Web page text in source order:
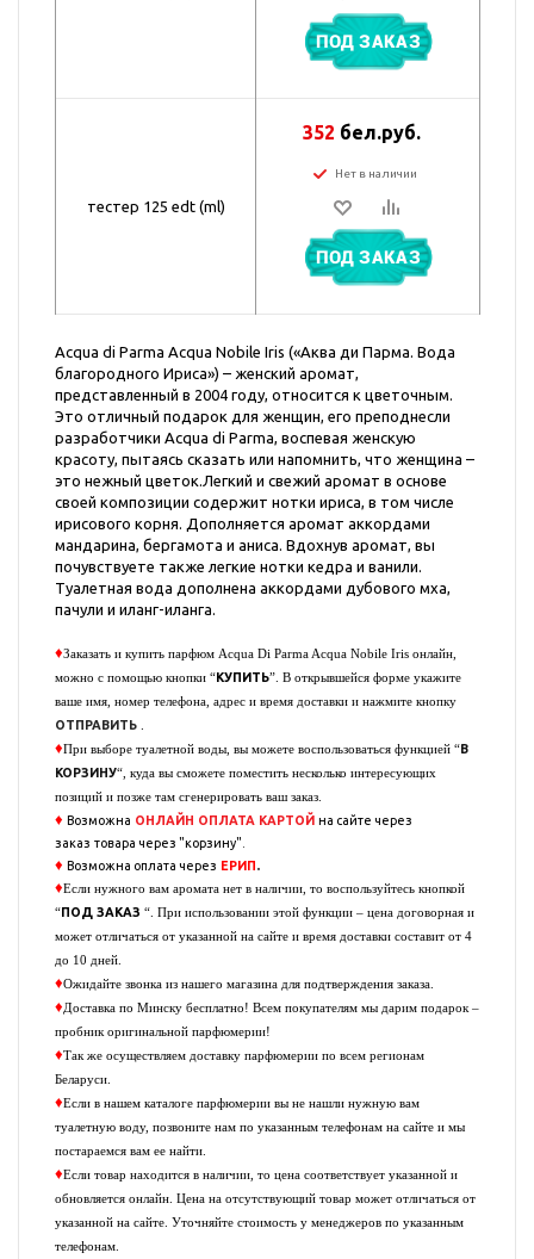
ПОД ЗАКАЗ
тестер 125 edt (ml)
352 бел.руб.
Нет в наличии
ПОД ЗАКАЗ
Acqua di Parma Acqua Nobile Iris («Аква ди Парма. Вода
благородного Ириса») – женский аромат,
представленный в 2004 году, относится к цветочным.
Это отличный подарок для женщин, его преподнесли
разработчики Acqua di Parma, воспевая женскую
красоту, пытаясь сказать или напомнить, что женщина –
это нежный цветок.Легкий и свежий аромат в основе
своей композиции содержит нотки ириса, в том числе
ирисового корня. Дополняется аромат аккордами
мандарина, бергамота и аниса. Вдохнув аромат, вы
почувствуете также легкие нотки кедра и ванили.
Туалетная вода дополнена аккордами дубового мха,
пачули и иланг-иланга.
♦Заказать и купить парфюм Acqua Di Parma Acqua Nobile Iris онлайн,
можно с помощью кнопки “КУПИТЬ”. В открывшейся форме укажите
ваше имя, номер телефона, адрес и время доставки и нажмите кнопку
ОТПРАВИТЬ
♦При выборе туалетной воды, вы можете воспользоваться функцией “В
КОРЗИНУ“, куда вы сможете поместить несколько интересующих
позиций и позже там сгенерировать ваш заказ.
♦ Возможна ОНЛАЙН ОПЛАТА КАРТОЙ на сайте через
заказ товара через "корзину".
♦ Возможна оплата через ЕРИП.
♦Если нужного вам аромата нет в наличии, то воспользуйтесь кнопкой
“ПОД ЗАКАЗ “. При использовании этой функции – цена договорная и
может отличаться от указанной на сайте и время доставки составит от 4
до 10 дней.
♦Ожидайте звонка из нашего магазина для подтверждения заказа.
♦Доставка по Минску бесплатно! Всем покупателям мы дарим подарок –
пробник оригинальной парфюмерии!
♦Так же осуществляем доставку парфюмерии по всем регионам
Беларуси.
♦Если в нашем каталоге парфюмерии вы не нашли нужную вам
туалетную воду, позвоните нам по указанным телефонам на сайте и мы
постараемся вам ее найти.
♦Если товар находится в наличии, то цена соответствует указанной и
обновляется онлайн. Цена на отсутствующий товар может отличаться от
указанной на сайте. Уточняйте стоимость у менеджеров по указанным
телефонам.